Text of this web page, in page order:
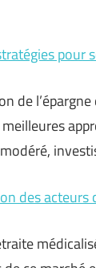
pour
de
des acteurs